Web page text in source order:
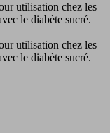
utilisation chez les
le diabète sucré.
utilisation chez les
le diabète sucré.